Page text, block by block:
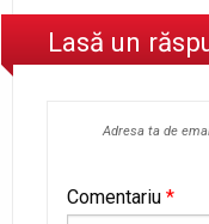
Lasă un
Adresa ta de
Comentariu *